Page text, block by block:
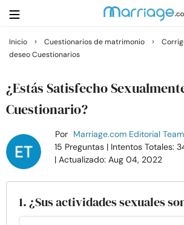
Buscar
Casarse
Relaciones
Familia
Ayuda
Inicio › Cuestionarios de matrimonio ›
deseo Cuestionarios
¿Estás Satisfecho
Cuestionario?
Por Marriage.com Editorial Team
15 Preguntas | Intentos Totales:
| Actualizado: Aug 04, 2022
1. ¿Sus actividades sexuales